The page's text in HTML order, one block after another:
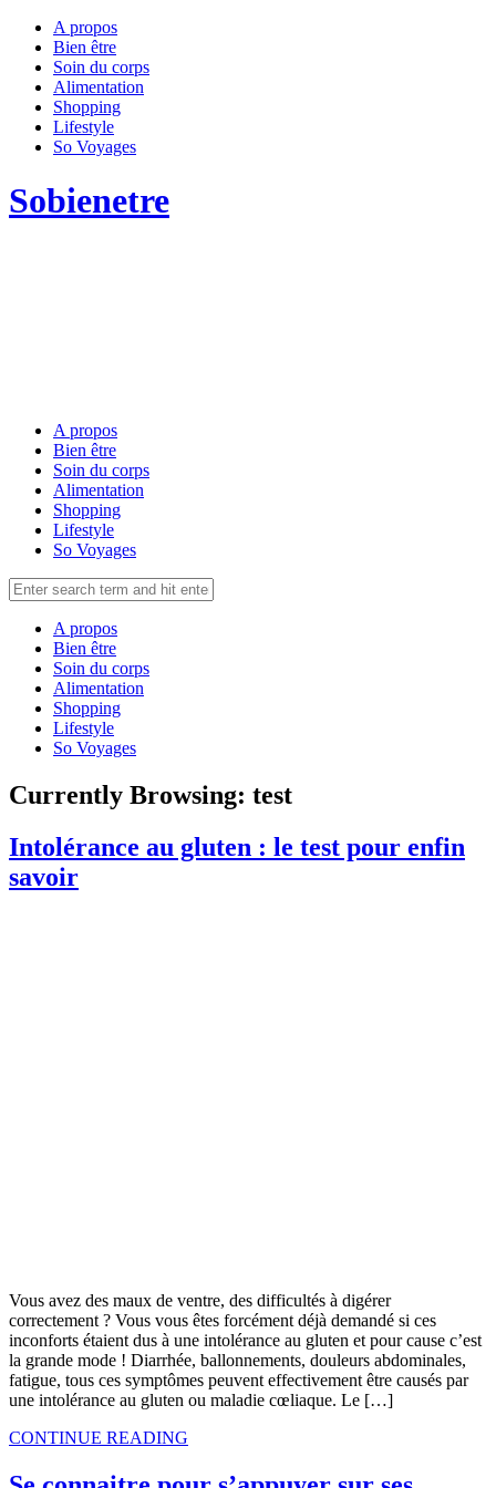
A propos
Bien être
Soin du corps
Alimentation
Shopping
Lifestyle
So Voyages
Sobienetre
A propos
Bien être
Soin du corps
Alimentation
Shopping
Lifestyle
So Voyages
A propos
Bien être
Soin du corps
Alimentation
Shopping
Lifestyle
So Voyages
Currently Browsing: test
Intolérance au gluten : le test pour enfin
savoir
Vous avez des maux de ventre, des difficultés à digérer
correctement ? Vous vous êtes forcément déjà demandé si ces
inconforts étaient dus à une intolérance au gluten et pour cause c’est
la grande mode ! Diarrhée, ballonnements, douleurs abdominales,
fatigue, tous ces symptômes peuvent effectivement être causés par
une intolérance au gluten ou maladie cœliaque. Le […]
CONTINUE READING